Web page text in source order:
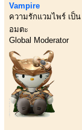
Vampire
ความรักแวมไพร์ เป็น
อมตะ
Global Moderator